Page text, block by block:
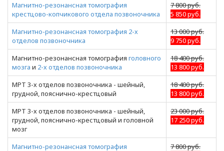
Магнитно-резонансная томография
крестцово-копчикового отдела позвоночника
7 800 руб.
5 850 руб.
Магнитно-резонансная томография 2-х
отделов позвоночника
13 000 руб.
9 750 руб.
Магнитно-резонансная томография головного
мозга и 2-х отделов позвоночника
18 400 руб.
13 800 руб.
МРТ 3-х отделов позвоночника - шейный,
грудной, пояснично-крестцовый
18 400 руб.
13 800 руб.
МРТ 3-х отделов позвоночника - шейный,
грудной, пояснично-крестцовый и головной
мозг
23 000 руб.
17 250 руб.
Магнитно-резонансная томография
7 800 руб.